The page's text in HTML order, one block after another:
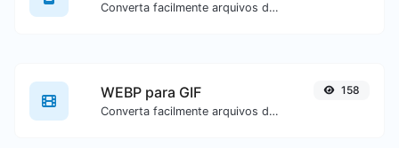
Converta facilmente arquivos de imagem BMP para ICO.
WEBP para GIF
Converta facilmente arquivos de imagem WEBP para GIF.
158